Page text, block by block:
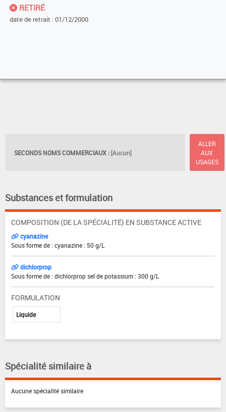
RETIRÉ
date de retrait : 01/12/2000
SECONDS NOMS COMMERCIAUX : [Aucun]
ALLER
AUX
USAGES
Substances et formulation
COMPOSITION (DE LA SPÉCIALITÉ) EN SUBSTANCE ACTIVE
cyanazine
Sous forme de : cyanazine : 50 g/L
dichlorprop
Sous forme de : dichlorprop sel de potassium : 300 g/L
FORMULATION
Liquide
Spécialité similaire à
Aucune spécialité similaire